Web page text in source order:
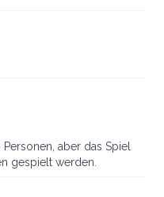
aber das Spiel
gespielt werden.